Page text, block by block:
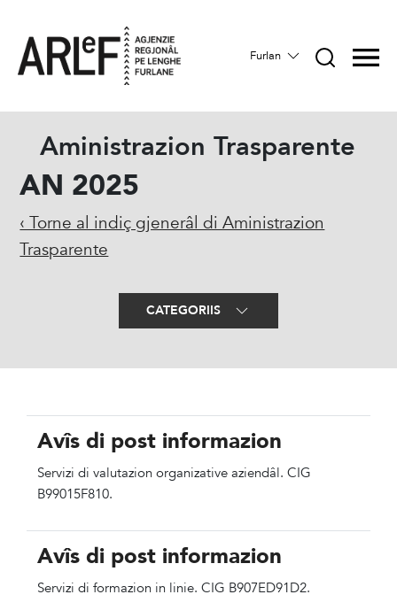
Furlan
Aministrazion Trasparente
AN 2025
‹ Torne al indiç gjenerâl di Aministrazion
Trasparente
CATEGORIIS
Avîs di post informazion
Servizi di valutazion organizative aziendâl. CIG
B99015F810.
Avîs di post informazion
Servizi di formazion in linie. CIG B907ED91D2.